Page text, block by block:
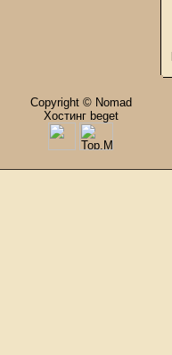
Copyright © Nomad
Хостинг beget